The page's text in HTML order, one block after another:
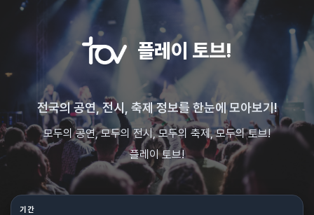
플레이 토브!
전국의 공연, 전시, 축제 정보를 한눈에 모아보기!
모두의 공연, 모두의 전시, 모두의 축제, 모두의 토브!
플레이 토브!
기간